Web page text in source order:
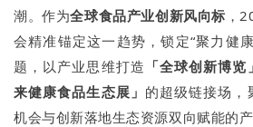
潮。作为全球食品产业创新风向标 ，
会精准锚定这一趋势，锁定“聚力健
题，以产业思维打造 「全球创新博览」
来健康食品生态展」 的超级链接场，
机会与创新落地生态资源双向赋能的产